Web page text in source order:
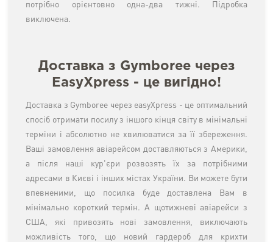
потрібно орієнтовно одна-два тижні. Підробка
виключена.
Доставка з Gymboree через
EasyXpress - це вигідно!
Доставка з Gymboree через easyXpress - це оптимальний
спосіб отримати посилу з іншого кінця світу в мінімальні
терміни і абсолютно не хвилюватися за її збереження.
Ваші замовлення авіарейсом доставляються з Америки,
а після наші кур'єри розвозять їх за потрібними
адресами в Києві і інших містах України. Ви можете бути
впевненими, що посилка буде доставлена Вам в
мінімально короткий термін. А щотижневі авіарейси з
США, які привозять нові замовлення, виключають
можливість того, що новий гардероб для крихти